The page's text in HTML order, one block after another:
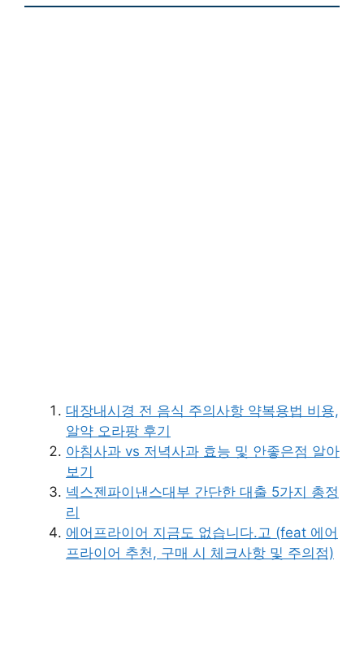
대장내시경 전 음식 주의사항 약복용법 비용,
알약 오라팡 후기
아침사과 vs 저녁사과 효능 및 안좋은점 알아
보기
넥스젠파이낸스대부 간단한 대출 5가지 총정
리
에어프라이어 지금도 없습니다.고 (feat 에어
프라이어 추천, 구매 시 체크사항 및 주의점)